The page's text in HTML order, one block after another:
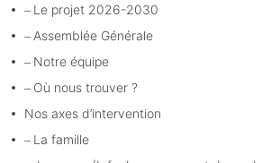
Le projet 2026-2030
Assemblée Générale
Notre équipe
Où nous trouver ?
Nos axes d’intervention
La famille